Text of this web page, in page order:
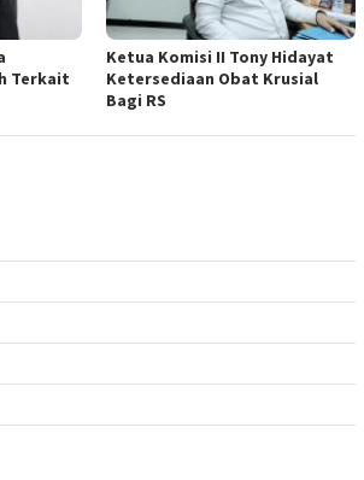
Terkait
Ketua Komisi II Tony Hidayat
Ketersediaan Obat Krusial
Bagi RS